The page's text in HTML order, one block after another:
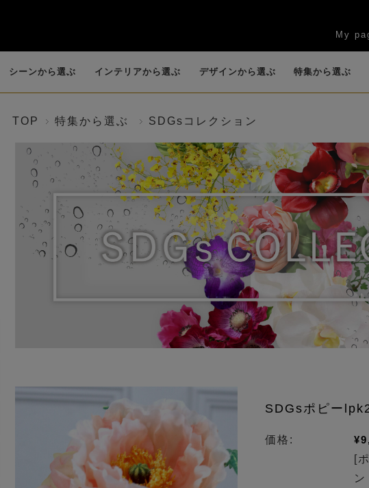
My
オーキッ
カサブランカ・リ
リー
カラー ローズ（
ロータス（睡蓮）
グリーン(観葉植
物)
その
シーンから選ぶ
業・就任
（大型）
新築祝い・引越し
祝い
お供え・仏花・お
悔やみ
賀寿祝い
い）
法人ギフト お盆のお
インテリアから選ぶ
キッチン リビング エントランス
デザインから選ぶ
的な花器
）
観葉植物
(BIOPHILIA)
香りつきアレンジ
(POT POURRI)
花束・
特集から選ぶ
TOP 特集から選ぶ SDGsコレクション
SDGsポピー
価格:
[
ン